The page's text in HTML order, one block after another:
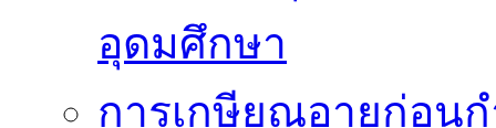
อุดมศึกษา
การเกษียณอายุก่อน